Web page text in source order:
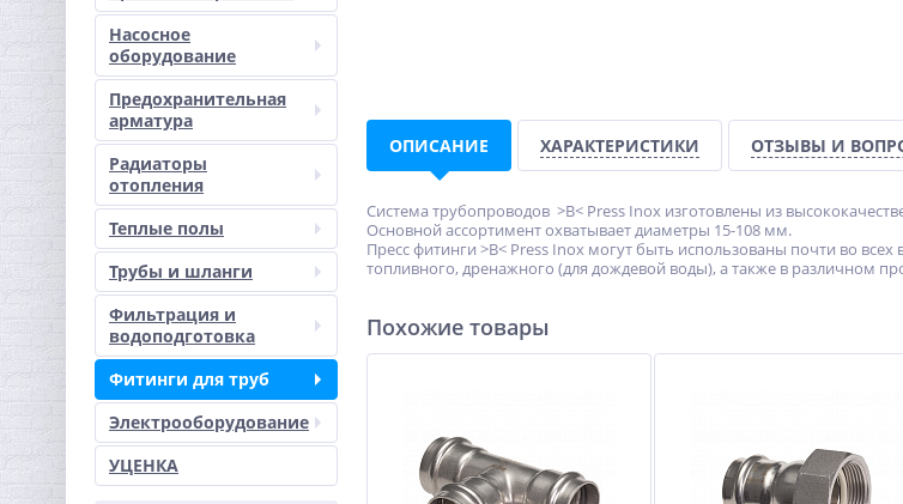
Насосное
оборудование
Предохранительная
арматура
Радиаторы
отопления
Теплые полы
Трубы и шланги
Фильтрация и
водоподготовка
Фитинги для труб
Электрооборудование
УЦЕНКА
ОПИСАНИЕ ХАРАКТЕРИСТИКИ ОТЗЫВЫ И
Система трубопроводов >B< Press Inox изготовлены из
Основной ассортимент охватывает диаметры 15-108 мм.
Пресс фитинги >B< Press Inox могут быть использованы почти во
топливного, дренажного (для дождевой воды), а также в различном
Похожие товары